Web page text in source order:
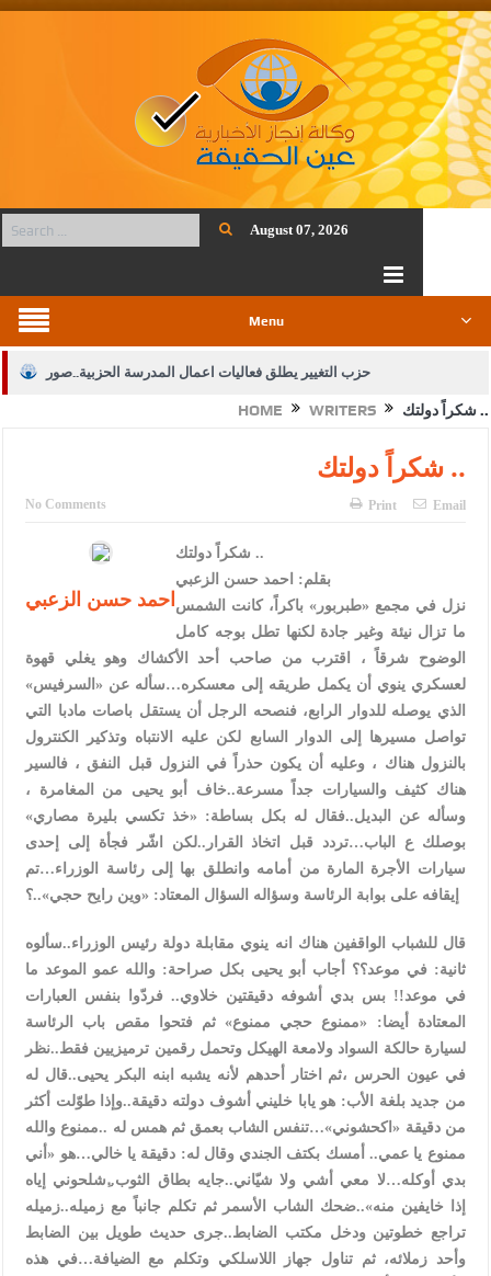
August 07, 2026
Menu
حزب التغيير يطلق فعاليات اعمال المدرسة الحزبية..صور
الجيش يفتح باب التجنيد لحملة البكالوريوس في الحقوق والقانون
بيان اجتماع عمّان:دعم الوصاية الهاشمية التاريخية على المقدسات
النواب يقر مشروع تعديل قانون الملكية العقارية
القاضي يلتقي رؤساء تحرير الصحف اليومية ويؤكد حرص مجلس النواب
على شراكة فاعلة مع الإعلام
دعوة المكلفين بخدمة العلم (الدفعة الثالثة) إلى مراجعة منصة خدمة
العلم
الملك يلتقي مجموعة من رفاق السلاح
الملك يتلقى اتصالا هاتفيا من العاهل البحريني
القاضي محمود أحمد فريحات.. مبارك ومزيدا من التوفيق
HOME WRITERS شكراً دولتك ..
شكراً دولتك ..
No Comments Print Email
احمد حسن الزعبي
شكراً دولتك ..
بقلم: احمد حسن الزعبي
نزل في مجمع «طبربور» باكراً، كانت الشمس
ما تزال نيئة وغير جادة لكنها تطل بوجه كامل
الوضوح شرقاً ، اقترب من صاحب أحد الأكشاك وهو يغلي قهوة
لعسكري ينوي أن يكمل طريقه إلى معسكره…سأله عن «السرفيس»
الذي يوصله للدوار الرابع، فنصحه الرجل أن يستقل باصات مادبا التي
تواصل مسيرها إلى الدوار السابع لكن عليه الانتباه وتذكير الكنترول
بالنزول هناك ، وعليه أن يكون حذراً في النزول قبل النفق ، فالسير
هناك كثيف والسيارات جداً مسرعة..خاف أبو يحيى من المغامرة ،
وسأله عن البديل..فقال له بكل بساطة: «خذ تكسي بليرة مصاري»
بوصلك ع الباب…تردد قبل اتخاذ القرار..لكن اشّر فجأة إلى إحدى
سيارات الأجرة المارة من أمامه وانطلق بها إلى رئاسة الوزراء…تم
إيقافه على بوابة الرئاسة وسؤاله السؤال المعتاد: «وين رايح حجي»..؟
قال للشباب الواقفين هناك انه ينوي مقابلة دولة رئيس الوزراء..سألوه
ثانية: في موعد؟؟ أجاب أبو يحيى بكل صراحة: والله عمو الموعد ما
في موعد!! بس بدي أشوفه دقيقتين خلاوي.. فردّوا بنفس العبارات
المعتادة أيضا: «ممنوع حجي ممنوع» ثم فتحوا مقص باب الرئاسة
لسيارة حالكة السواد ولامعة الهيكل وتحمل رقمين ترميزيين فقط..نظر
في عيون الحرس ،ثم اختار أحدهم لأنه يشبه ابنه البكر يحيى..قال له
من جديد بلغة الأب: هو يابا خليني أشوف دولته دقيقة..وإذا طوّلت أكثر
من دقيقة «اكحشوني»…تنفس الشاب بعمق ثم همس له ..ممنوع والله
ممنوع يا عمي.. أمسك بكتف الجندي وقال له: دقيقة يا خالي…هو «أني
بدي أوكله…لا معي أشي ولا شيّاني..جايه بطاق الثوب..ِشلحوني إياه
إذا خايفين منه»..ضحك الشاب الأسمر ثم تكلم جانباً مع زميله..زميله
تراجع خطوتين ودخل مكتب الضابط..جرى حديث طويل بين الضابط
وأحد زملائه، ثم تناول جهاز اللاسلكي وتكلم مع الضيافة…في هذه